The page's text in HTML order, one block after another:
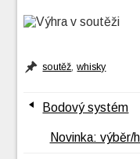
soutěž,whisky
Bodový systém
Novinka: výběr/